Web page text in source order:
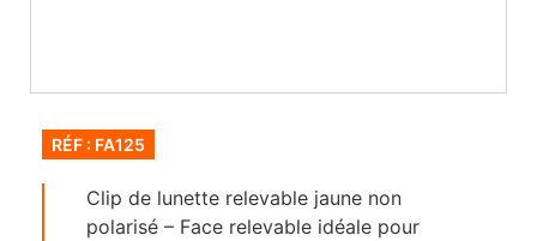
RÉF : FA125
Clip de lunette relevable jaune non
polarisé – Face relevable idéale pour